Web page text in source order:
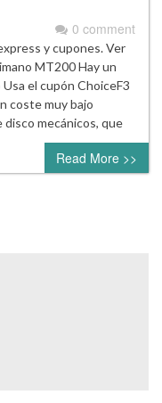
0 comment
y cupones. Ver
MT200 Hay un
el cupón ChoiceF3
coste muy bajo
mecánicos, que
Read More >>